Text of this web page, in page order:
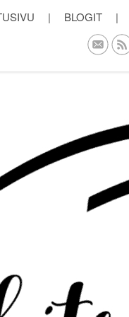
| BLOGIT |